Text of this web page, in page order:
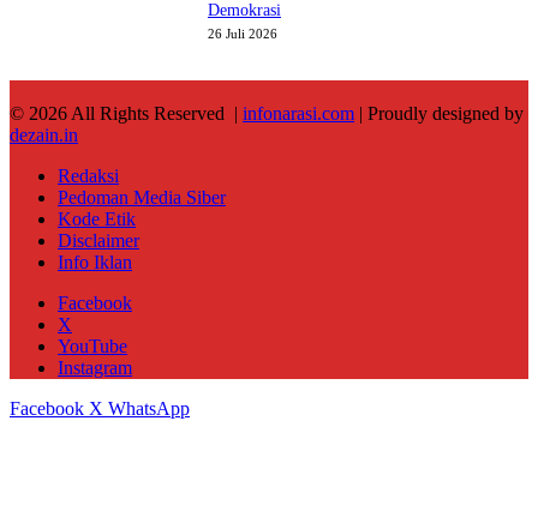
Demokrasi
26 Juli 2026
© 2026 All Rights Reserved | infonarasi.com | Proudly designed by
dezain.in
Redaksi
Pedoman Media Siber
Kode Etik
Disclaimer
Info Iklan
Facebook
X
YouTube
Instagram
Facebook X WhatsApp